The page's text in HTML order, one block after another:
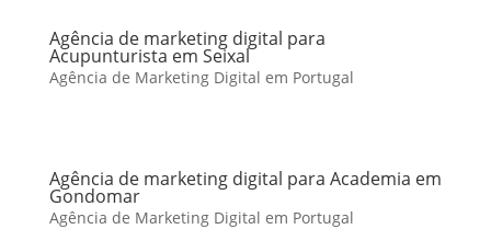
Agência de marketing digital para
Acupunturista em Seixal
Agência de Marketing Digital em Portugal
Agência de marketing digital para Academia em
Gondomar
Agência de Marketing Digital em Portugal